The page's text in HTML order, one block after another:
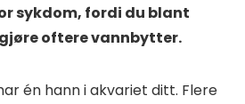
sykdom, fordi du blant
oftere vannbytter.
én hann i akvariet ditt. Flere